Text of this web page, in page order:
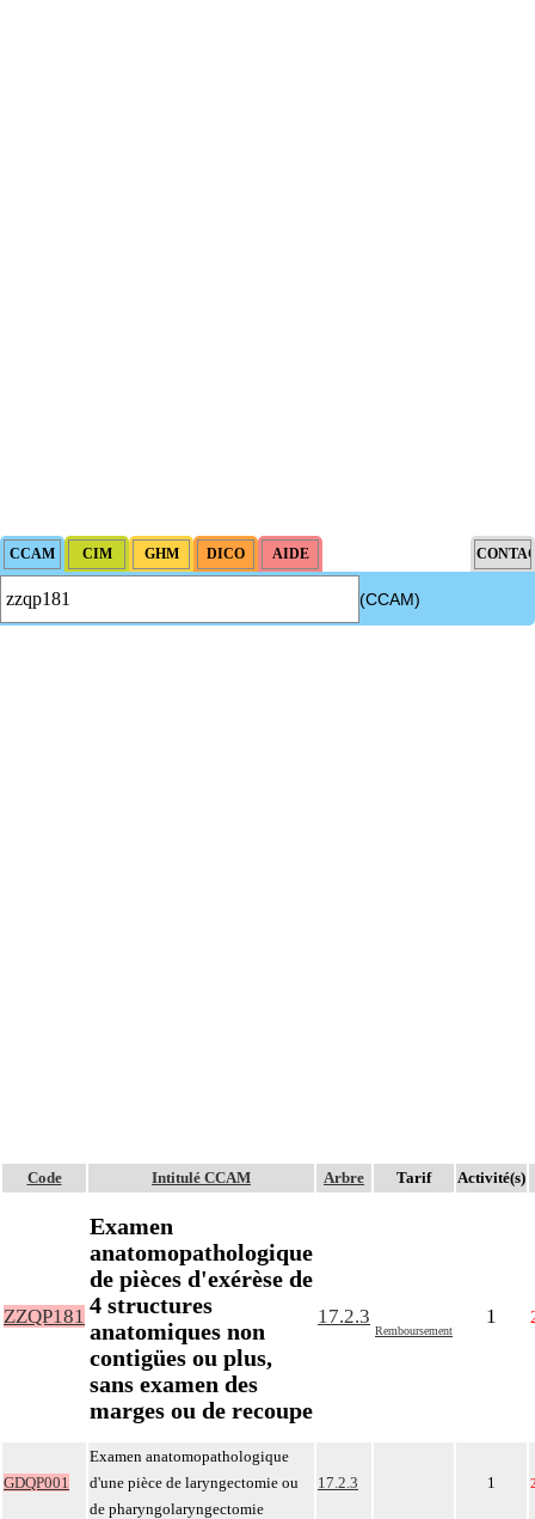
(CCAM)
Code Intitulé CCAM Arbre Tarif Activité(s)
ZZQP181
Examen
anatomopathologique
de pièces d'exérèse de
4 structures
anatomiques non
contigües ou plus,
sans examen des
marges ou de recoupe
17.2.3
Remboursement
1
GDQP001
Examen anatomopathologique
d'une pièce de laryngectomie ou
de pharyngolaryngectomie
17.2.3 1